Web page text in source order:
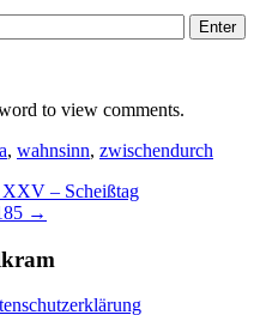
to view comments.
, wahnsinn, zwischendurch
XXV – Scheißtag
→